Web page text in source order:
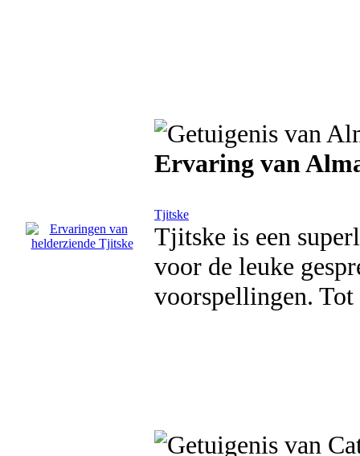
Ervaring van
Tjitske
Tjitske is een
voor de leuke
voorspellingen.